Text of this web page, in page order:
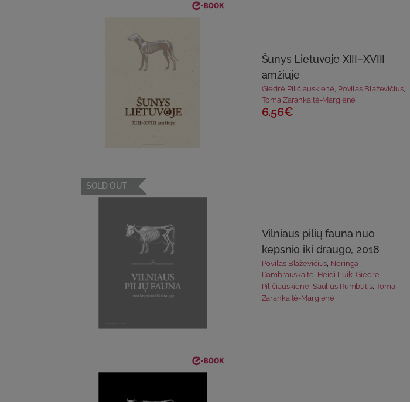
Šunys Lietuvoje XIII–XVIII
amžiuje
Giedrė Piličiauskienė Povilas Blaževičius,
Toma Zarankaitė-Margienė
6.56€
SOLD OUT
Vilniaus pilių fauna nuo
kepsnio iki draugo, 2018
Povilas Blaževičius Neringa
Dambrauskaitė, Heidi Luik,Giedrė
Piličiauskienė, Saulius Rumbutis, Toma
Zarankaitė-Margienė